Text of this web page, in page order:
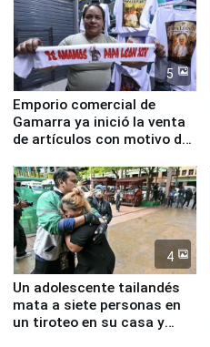
5
Emporio comercial de
Gamarra ya inició la venta
de artículos con motivo de
4
Un adolescente tailandés
mata a siete personas en
un tiroteo en su casa y